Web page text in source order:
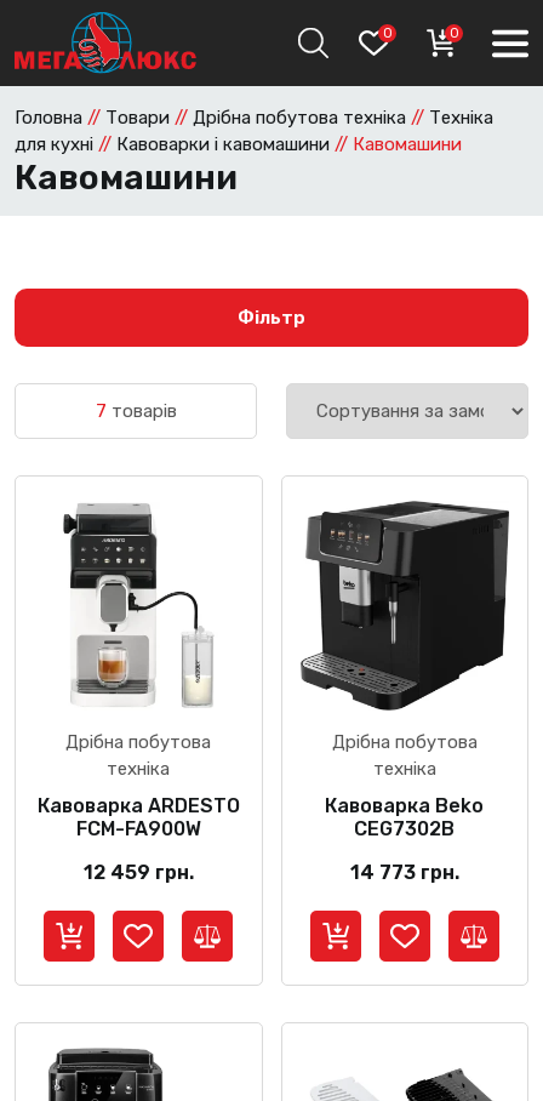
0 0
Головна // Товари // Дрібна побутова техніка // Техніка
для кухні // Кавоварки і кавомашини // Кавомашини
Кавомашини
Фільтр
7 товарів
Дрібна побутова
техніка
Кавоварка ARDESTO
FCM-FA900W
12 459 грн.
Дрібна побутова
техніка
Кавоварка Beko
CEG7302B
14 773 грн.